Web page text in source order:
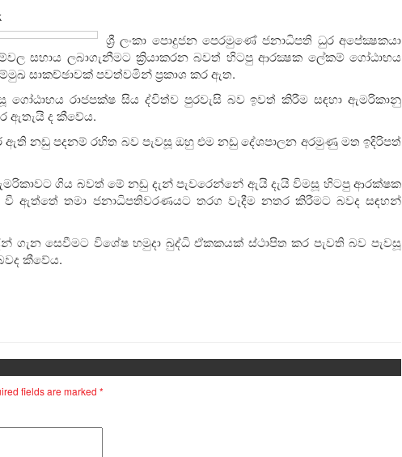
ශ්‍රී ලංකා පොදුජන පෙරමුණේ ජනාධිපති ධුර අපේක්‍ෂකයා
සහාය ලබාගැනීමට ක්‍රියාකරන බවත් හිටපු ආරක්‍ෂක ලේකම් ගෝඨාභය
සාකච්ඡාවක් පවත්වමින් ප‍්‍රකාශ කර ඇත.
ගෝඨාභය රාජපක්ෂ සිය ද්විත්ව පුරවැසි බව ඉවත් කිරීම සඳහා ඇමරිකානු
ඇතැයි ද කීවේය.
නඩු පදනම් රහිත බව පැවසූ ඔහු එම නඩු දේශපාලන අරමුණු මත ඉදිරිපත්
ගිය බවත් මේ නඩු දැන් පැවරෙන්නේ ඇයි දැයි විමසූ හිටපු ආරක්ෂක
වී ඇත්තේ තමා ජනාධිපතිවරණයට තරග වැදීම නතර කිරීමට බවද සඳහන්
ගැන සෙවීමට විශේෂ හමුදා බුද්ධි ඒකකයක් ස්ථාපිත කර පැවති බව පැවසූ
කීවේය.
fields are marked *